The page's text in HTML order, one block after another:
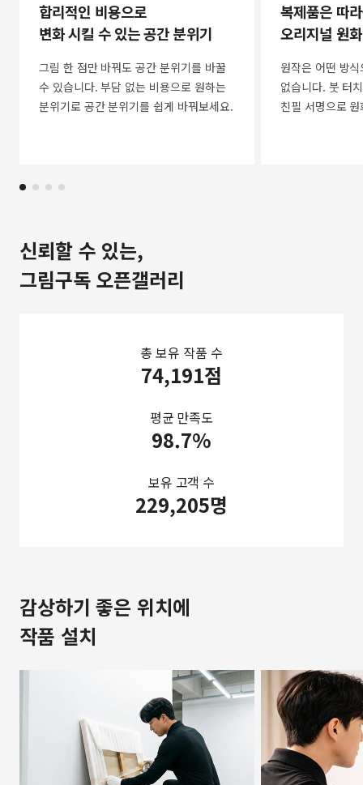
합리적인 비용으로
변화 시킬 수 있는 공간 분위기
그림 한 점만 바꿔도 공간 분위기를 바꿀
수 있습니다. 부담 없는 비용으로 원하는
분위기로 공간 분위기를 쉽게 바꿔보세요.
복제품은 따
오리지널 원
원작은 어떤 방
없습니다. 붓 터
친필 서명으로
신뢰할 수 있는,
그림구독 오픈갤러리
총 보유 작품 수
74,191점
평균 만족도
98.7%
보유 고객 수
229,205명
감상하기 좋은 위치에
작품 설치